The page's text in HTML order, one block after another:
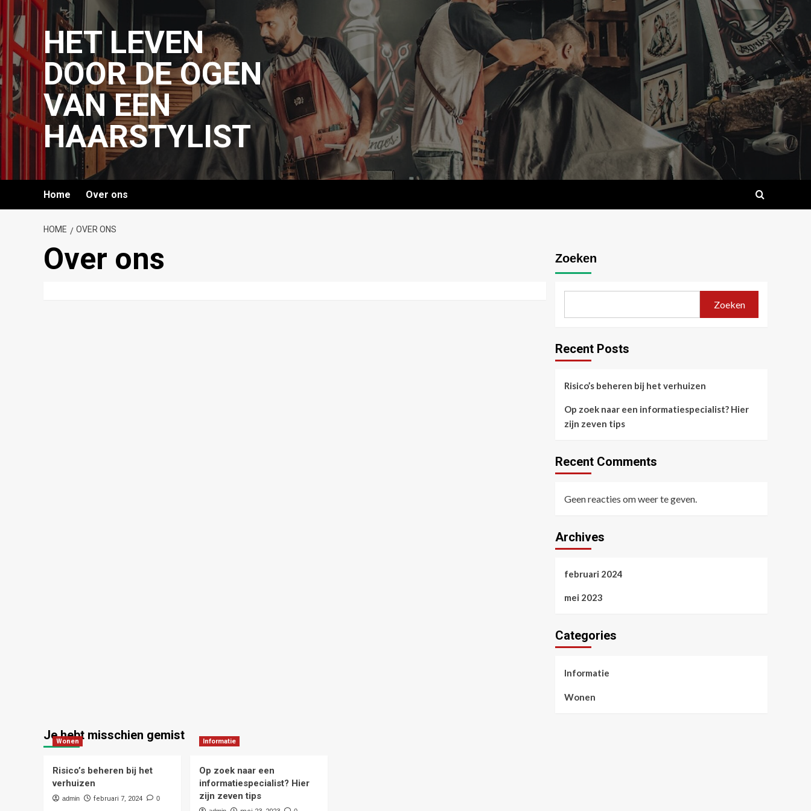
naar
inhoud
HET LEVEN
DOOR DE OGEN
VAN EEN
HAARSTYLIST
Home Over ons
HOME OVER ONS
Over ons Zoeken
Zoeken
Recent Posts
Risico’s beheren bij het verhuizen
Op zoek naar een informatiespecialist? Hier
zijn zeven tips
Recent Comments
Geen reacties om weer te geven.
Archives
februari 2024
mei 2023
Categories
Informatie
Wonen
Je hebt misschien gemist
Wonen
Risico’s beheren bij het
verhuizen
admin februari 7, 2024 0
Informatie
Op zoek naar een
informatiespecialist? Hier
zijn zeven tips